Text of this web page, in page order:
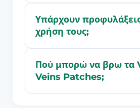
Υπάρχουν
χρήση τους;
Πού μπορώ να βρω τα
Veins Patches;